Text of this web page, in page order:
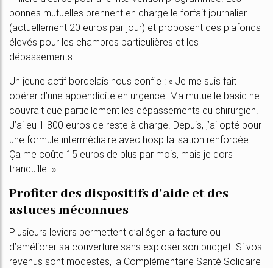
bonnes mutuelles prennent en charge le forfait journalier
(actuellement 20 euros par jour) et proposent des plafonds
élevés pour les chambres particulières et les
dépassements.
Un jeune actif bordelais nous confie : « Je me suis fait
opérer d’une appendicite en urgence. Ma mutuelle basic ne
couvrait que partiellement les dépassements du chirurgien.
J’ai eu 1 800 euros de reste à charge. Depuis, j’ai opté pour
une formule intermédiaire avec hospitalisation renforcée.
Ça me coûte 15 euros de plus par mois, mais je dors
tranquille. »
Profiter des dispositifs d’aide et des
astuces méconnues
Plusieurs leviers permettent d’alléger la facture ou
d’améliorer sa couverture sans exploser son budget. Si vos
revenus sont modestes, la Complémentaire Santé Solidaire